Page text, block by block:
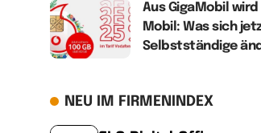
Aus GigaMobil
Mobil: Was sich
Selbstständige
NEU IM FIRMENINDEX